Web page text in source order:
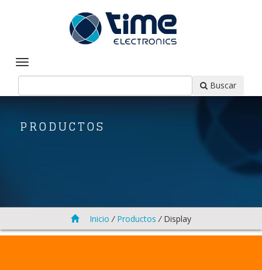
Buscar
PRODUCTOS
Inicio / Productos /Display